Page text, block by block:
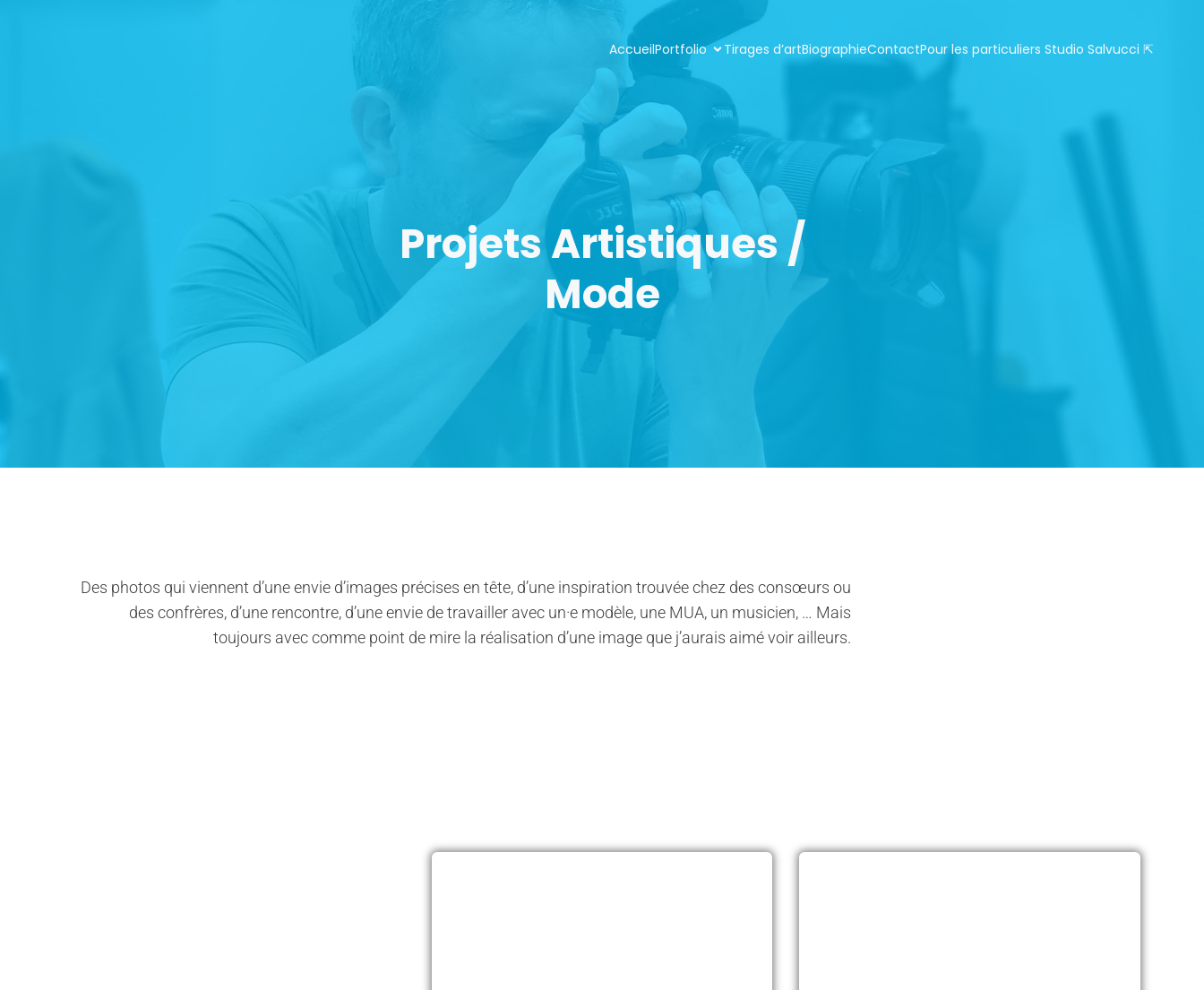
AccueilPortfolio Tirages d’artBiographieContactPour les particuliers Studio Salvucci ⇱
Projets Artistiques /
Mode
Des photos qui viennent d’une envie d’images précises en tête, d’une inspiration trouvée chez des consœurs ou
des confrères, d’une rencontre, d’une envie de travailler avec un·e modèle, une MUA, un musicien, … Mais
toujours avec comme point de mire la réalisation d’une image que j’aurais aimé voir ailleurs.